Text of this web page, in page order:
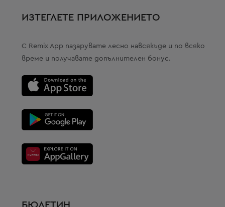
ИЗТЕГЛЕТЕ ПРИЛОЖЕНИЕТО
С Remix App пазарувате лесно навсякъде и по всяко
време и получавате допълнителен бонус.